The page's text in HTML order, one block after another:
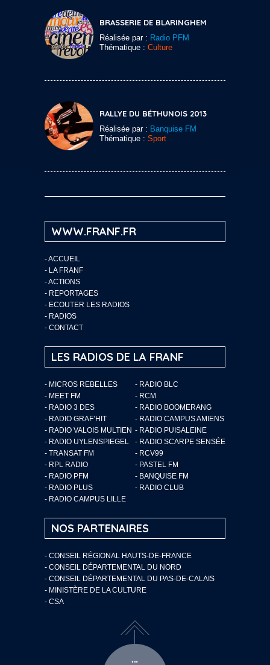
BRASSERIE DE BLARINGHEM
Réalisée par : Radio PFM
Thématique : Culture
RALLYE DU BÉTHUNOIS 2013
Réalisée par : Banquise FM
Thématique : Sport
WWW.FRANF.FR
-ACCUEIL
- LA FRANF
-ACTIONS
- REPORTAGES
- ECOUTER LES RADIOS
- RADIOS
- CONTACT
LES RADIOS DE LA FRANF
- MICROS REBELLES
- RADIO BLC
- MEET FM
- RCM
- RADIO 3 DES
- RADIO BOOMERANG
- RADIO GRAF’HIT
- RADIO CAMPUS AMIENS
- RADIO VALOIS MULTIEN - RADIO PUISALEINE
- RADIO UYLENSPIEGEL
- RADIO SCARPE SENSÉE
- TRANSAT FM
- RCV99
- RPL RADIO
- PASTEL FM
- RADIO PFM
- BANQUISE FM
- RADIO PLUS
- RADIO CLUB
- RADIO CAMPUS LILLE
NOS PARTENAIRES
- CONSEIL RÉGIONAL HAUTS-DE-FRANCE
- CONSEIL DÉPARTEMENTAL DU NORD
- CONSEIL DÉPARTEMENTAL DU PAS-DE-CALAIS
- MINISTÈRE DE LA CULTURE
- CSA